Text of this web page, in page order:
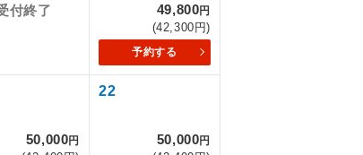
付終了 49,800円
(42,300円)
予約する
50,000円
22
50,000円
コー